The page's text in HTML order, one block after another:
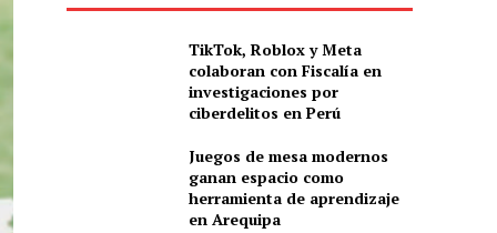
TikTok, Roblox y Meta
colaboran con Fiscalía en
investigaciones por
ciberdelitos en Perú
Juegos de mesa modernos
ganan espacio como
herramienta de aprendizaje
en Arequipa